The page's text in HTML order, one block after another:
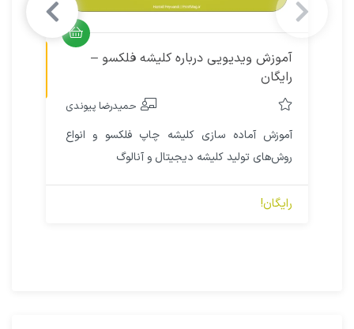
آموزش ویدیویی درباره کلیشه فلکسو –
رایگان
حمیدرضا پیوندی
آموزش آماده سازی کلیشه چاپ فلکسو و انواع
روش‌های تولید کلیشه دیجیتال و آنالوگ
رایگان!